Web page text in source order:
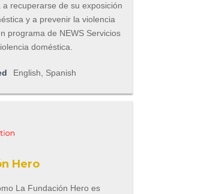
recuperarse de su exposición
y a prevenir la violencia
programa de NEWS Servicios
doméstica.
English, Spanish
Hero
La Fundación Hero es